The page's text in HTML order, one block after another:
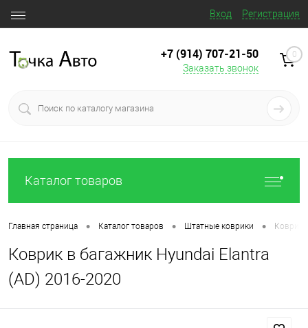
Вход Регистрация
+7 (914) 707‒21‒50
Заказать звонок
0
Каталог товаров
Главная страница • Каталог товаров • Штатные коврики • Коврик
Коврик в багажник Hyundai Elantra
(AD) 2016-2020